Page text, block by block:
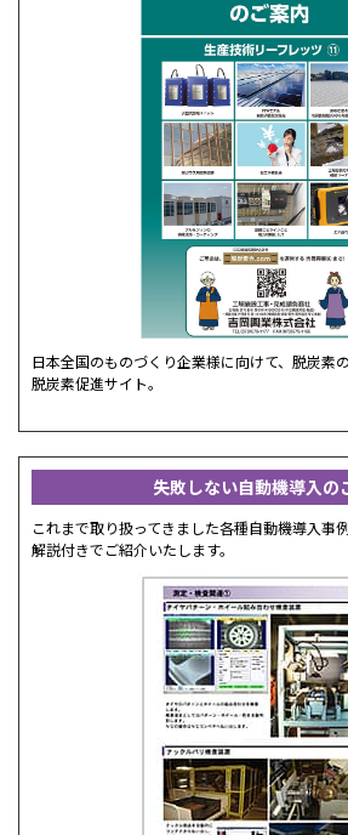
日本全国のものづくり企業様に向けて、脱炭素
脱炭素促進サイト。
失敗しない自動機導入の
これまで取り扱ってきました各種自動機導入事
解説付きでご紹介いたします。